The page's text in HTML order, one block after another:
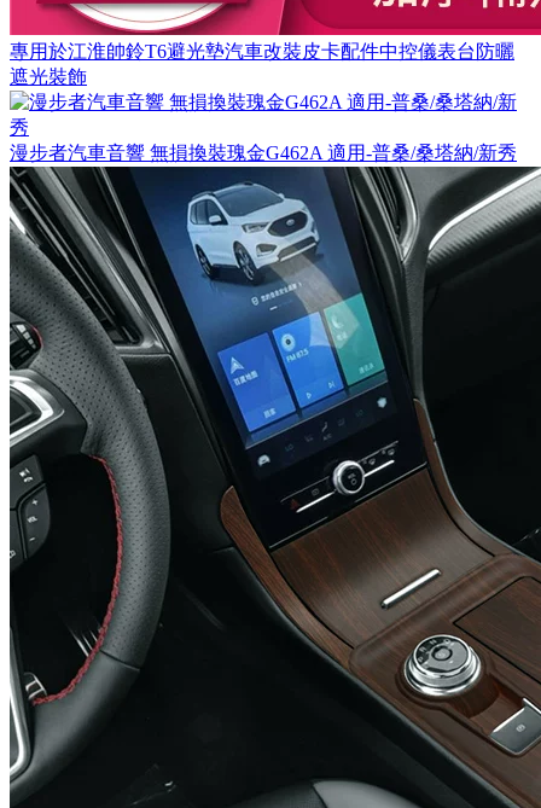
專用於江淮帥鈴T6避光墊汽車改裝皮卡配件中控儀表台防曬
遮光裝飾
漫步者汽車音響 無損換裝瑰金G462A 適用-普桑/桑塔納/新秀